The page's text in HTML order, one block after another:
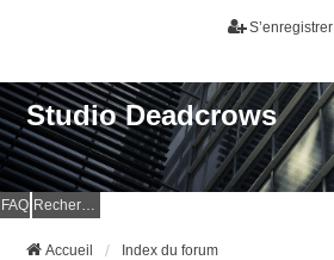
S’enregistrer
Studio Deadcrows
FAQ Rechercher
Accueil Index du forum